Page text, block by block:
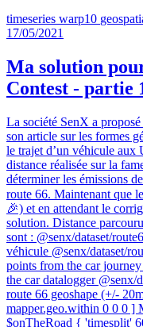
timeseries warp10
17/05/2021
Ma solution
Contest - partie
La société SenX a
son article sur les formes
le trajet d’un véhicule aux
distance réalisée sur la
déterminer les émissions
route 66. Maintenant que
🎉) et en attendant le
solution. Distance
sont : @senx/dataset/
véhicule @senx/dataset/
points from the car
the car datalogger @senx/
route 66 geoshape (+/-
mapper.geo.within 0 0 0
$onTheRoad { 'timesplit'